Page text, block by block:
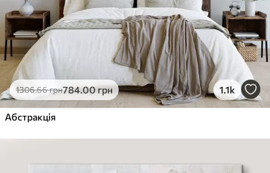
1306.66грн784.00грн 1.1k
Абстракція